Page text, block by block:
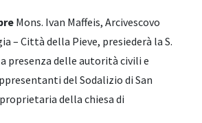
Mons. Ivan Maffeis, Arcivescovo
– Città della Pieve, presiederà la S.
presenza delle autorità civili e
del Sodalizio di San
della chiesa di